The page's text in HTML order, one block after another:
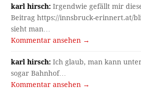
karl hirsch: Irgendwie gefällt mir
Beitrag https://innsbruck-erinnert.at/
sieht man…
Kommentar ansehen →
karl hirsch: Ich glaub, man kann
sogar Bahnhof…
Kommentar ansehen →